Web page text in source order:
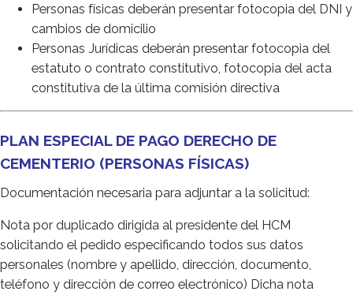
Personas físicas deberán presentar fotocopia del DNI y
cambios de domicilio
Personas Jurídicas deberán presentar fotocopia del
estatuto o contrato constitutivo, fotocopia del acta
constitutiva de la última comisión directiva
PLAN ESPECIAL DE PAGO DERECHO DE
CEMENTERIO (PERSONAS FÍSICAS)
Documentación necesaria para adjuntar a la solicitud:
Nota por duplicado dirigida al presidente del HCM
solicitando el pedido especificando todos sus datos
personales (nombre y apellido, dirección, documento,
teléfono y dirección de correo electrónico) Dicha nota